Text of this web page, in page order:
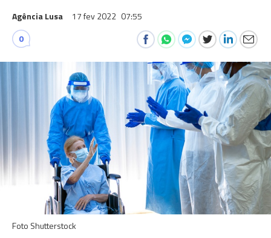
Agência Lusa 17 fev 2022 07:55
0
Foto Shutterstock